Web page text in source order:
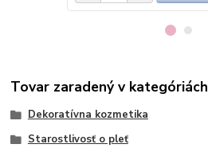
Tovar zaradený v kategóriách
Dekoratívna kozmetika
Starostlivosť o pleť